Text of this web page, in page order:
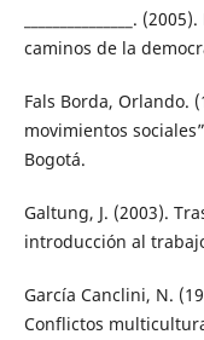
_______________.
caminos de la
Fals Borda, Orlando.
movimientos
Bogotá.
Galtung, J. (2003).
introducción al
García Canclini, N.
Conflictos